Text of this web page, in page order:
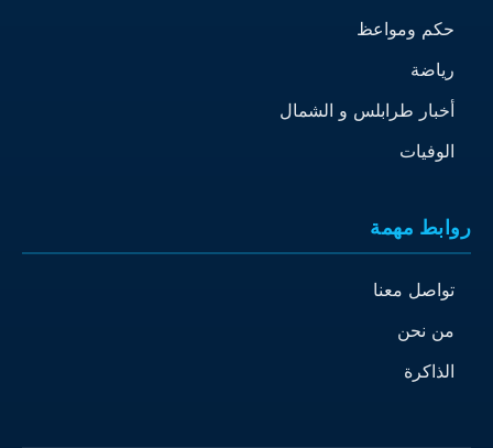
حكم ومواعظ
رياضة
أخبار طرابلس و الشمال
الوفيات
روابط مهمة
تواصل معنا
من نحن
الذاكرة